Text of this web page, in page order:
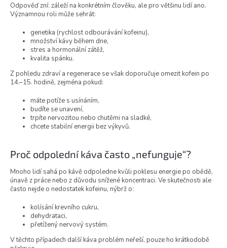
Odpověď zní: záleží na konkrétním člověku, ale pro většinu lidí ano.
Významnou roli může sehrát:
genetika (rychlost odbourávání kofeinu),
množství kávy během dne,
stres a hormonální zátěž,
kvalita spánku.
Z pohledu zdraví a regenerace se však doporučuje omezit kofein po
14.–15. hodině, zejména pokud:
máte potíže s usínáním,
budíte se unavení,
trpíte nervozitou nebo chutěmi na sladké,
chcete stabilní energii bez výkyvů.
Proč odpolední káva často „nefunguje“?
Mnoho lidí sahá po kávě odpoledne kvůli poklesu energie po obědě,
únavě z práce nebo z důvodu snížené koncentraci. Ve skutečnosti ale
často nejde o nedostatek kofeinu, nýbrž o:
kolísání krevního cukru,
dehydrataci,
přetížený nervový systém.
V těchto případech další káva problém neřeší, pouze ho krátkodobě